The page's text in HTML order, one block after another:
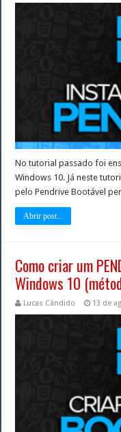
No tutorial passado foi
Windows 10. Já neste
pelo Pendrive Bootável
Abrir post...
Como criar um
Windows 10
Lucas Cândido 13 de